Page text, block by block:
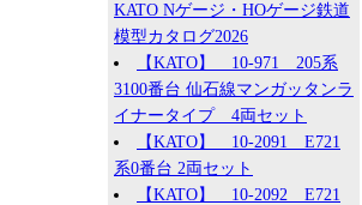
KATO Nゲージ・HOゲージ鉄道
模型カタログ2026
【KATO】 10-971 205系
3100番台 仙石線マンガッタンラ
イナータイプ 4両セット
【KATO】 10-2091 E721
系0番台 2両セット
【KATO】 10-2092 E721